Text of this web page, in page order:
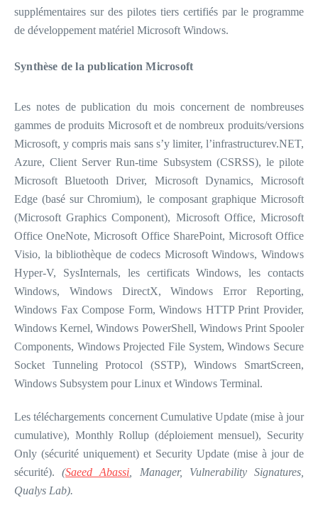
supplémentaires sur des pilotes tiers certifiés par le programme
de développement matériel Microsoft Windows.
Synthèse de la publication Microsoft
Les notes de publication du mois concernent de nombreuses
gammes de produits Microsoft et de nombreux produits/versions
Microsoft, y compris mais sans s’y limiter, l’infrastructurev.NET,
Azure, Client Server Run-time Subsystem (CSRSS), le pilote
Microsoft Bluetooth Driver, Microsoft Dynamics, Microsoft
Edge (basé sur Chromium), le composant graphique Microsoft
(Microsoft Graphics Component), Microsoft Office, Microsoft
Office OneNote, Microsoft Office SharePoint, Microsoft Office
Visio, la bibliothèque de codecs Microsoft Windows, Windows
Hyper-V, SysInternals, les certificats Windows, les contacts
Windows, Windows DirectX, Windows Error Reporting,
Windows Fax Compose Form, Windows HTTP Print Provider,
Windows Kernel, Windows PowerShell, Windows Print Spooler
Components, Windows Projected File System, Windows Secure
Socket Tunneling Protocol (SSTP), Windows SmartScreen,
Windows Subsystem pour Linux et Windows Terminal.
Les téléchargements concernent Cumulative Update (mise à jour
cumulative), Monthly Rollup (déploiement mensuel), Security
Only (sécurité uniquement) et Security Update (mise à jour de
sécurité).(Saeed Abassi , Manager, Vulnerability Signatures,
Qualys Lab).